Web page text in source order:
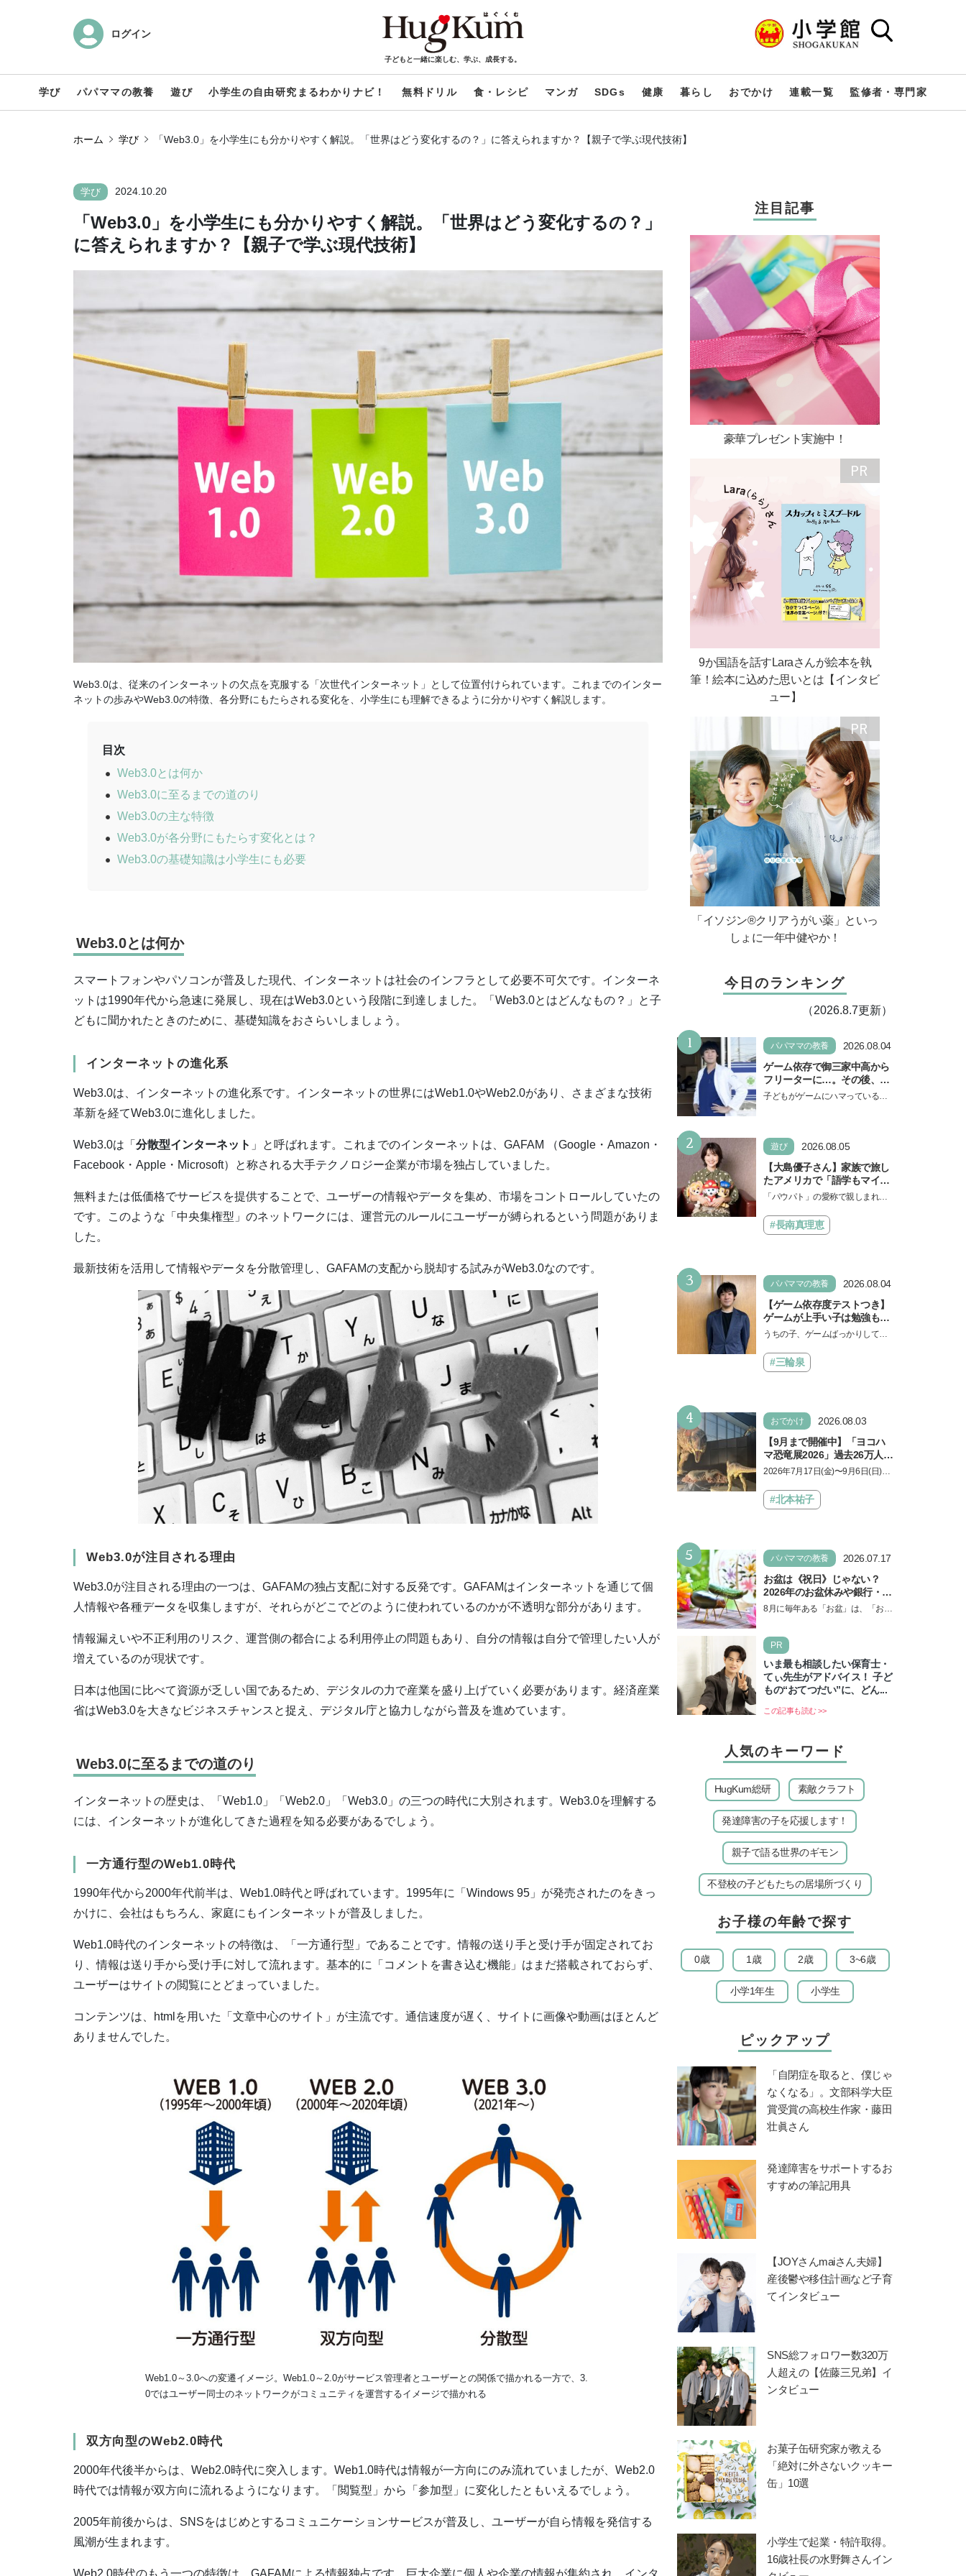
ログイン
子どもと一緒に楽しむ、学ぶ、成長する。
学び パパママの教養 遊び 小学生の自由研究まるわかりナビ！ 無料ドリル 食・レシピ マンガ SDGs 健康 暮らし おでかけ 連載一覧 監修者・専門家
ホーム 学び 「Web3.0」を小学生にも分かりやすく解説。「世界はどう変化するの？」に答えられますか？【親子で学ぶ現代技術】
学び 2024.10.20
「Web3.0」を小学生にも分かりやすく解説。「世界はどう変化するの？」
に答えられますか？【親子で学ぶ現代技術】
Web3.0は、従来のインターネットの欠点を克服する「次世代インターネット」として位置付けられています。これまでのインター
ネットの歩みやWeb3.0の特徴、各分野にもたらされる変化を、小学生にも理解できるように分かりやすく解説します。
目次
Web3.0とは何か
Web3.0に至るまでの道のり
Web3.0の主な特徴
Web3.0が各分野にもたらす変化とは？
Web3.0の基礎知識は小学生にも必要
Web3.0とは何か
スマートフォンやパソコンが普及した現代、インターネットは社会のインフラとして必要不可欠です。インターネ
ットは1990年代から急速に発展し、現在はWeb3.0という段階に到達しました。「Web3.0とはどんなもの？」と子
どもに聞かれたときのために、基礎知識をおさらいしましょう。
インターネットの進化系
Web3.0は、インターネットの進化系です。インターネットの世界にはWeb1.0やWeb2.0があり、さまざまな技術
革新を経てWeb3.0に進化しました。
Web3.0は「 分散型インターネット 」と呼ばれます。これまでのインターネットは、GAFAM （Google・Amazon・
Facebook・Apple・Microsoft）と称される大手テクノロジー企業が市場を独占していました。
無料または低価格でサービスを提供することで、ユーザーの情報やデータを集め、市場をコントロールしていたの
です。このような「中央集権型」のネットワークには、運営元のルールにユーザーが縛られるという問題がありま
した。
最新技術を活用して情報やデータを分散管理し、GAFAMの支配から脱却する試みがWeb3.0なのです。
Web3.0が注目される理由
Web3.0が注目される理由の一つは、GAFAMの独占支配に対する反発です。GAFAMはインターネットを通じて個
人情報や各種データを収集しますが、それらがどこでどのように使われているのかが不透明な部分があります。
情報漏えいや不正利用のリスク、運営側の都合による利用停止の問題もあり、自分の情報は自分で管理したい人が
増えているのが現状です。
日本は他国に比べて資源が乏しい国であるため、デジタルの力で産業を盛り上げていく必要があります。経済産業
省はWeb3.0を大きなビジネスチャンスと捉え、デジタル庁と協力しながら普及を進めています。
Web3.0に至るまでの道のり
インターネットの歴史は、「Web1.0」「Web2.0」「Web3.0」の三つの時代に大別されます。Web3.0を理解する
には、インターネットが進化してきた過程を知る必要があるでしょう。
一方通行型のWeb1.0時代
1990年代から2000年代前半は、Web1.0時代と呼ばれています。1995年に「Windows 95」が発売されたのをきっ
かけに、会社はもちろん、家庭にもインターネットが普及しました。
Web1.0時代のインターネットの特徴は、「一方通行型」であることです。情報の送り手と受け手が固定されてお
り、情報は送り手から受け手に対して流れます。基本的に「コメントを書き込む機能」はまだ搭載されておらず、
ユーザーはサイトの閲覧にとどまっていました。
コンテンツは、htmlを用いた「文章中心のサイト」が主流です。通信速度が遅く、サイトに画像や動画はほとんど
ありませんでした。
Web1.0～3.0への変遷イメージ。Web1.0～2.0がサービス管理者とユーザーとの関係で描かれる一方で、3.
0ではユーザー同士のネットワークがコミュニティを運営するイメージで描かれる
双方向型のWeb2.0時代
2000年代後半からは、Web2.0時代に突入します。Web1.0時代は情報が一方向にのみ流れていましたが、Web2.0
時代では情報が双方向に流れるようになります。「閲覧型」から「参加型」に変化したともいえるでしょう。
2005年前後からは、SNSをはじめとするコミュニケーションサービスが普及し、ユーザーが自ら情報を発信する
風潮が生まれます。
注目記事
豪華プレゼント実施中！
9か国語を話すLaraさんが絵本を執
筆！絵本に込めた思いとは【インタビ
ュー】
「イソジン®クリアうがい薬」といっ
しょに一年中健やか！
今日のランキング
（2026.8.7更新）
1 パパママの教養
2026.08.04
ゲーム依存で御三家中高から
フリーターに…。その後、医
学部へ逆転合格した現役医師
子どもがゲームにハマっている
2 遊び
2026.08.05
【大島優子さん】家族で旅し
たアメリカで「語学もマイン
ドも！ 子どもの成長はすごか
『パウ・パトロール ザ・ダイ
ノ・ムービー』ではあきらめ
「パウパト」の愛称で親しまれる
の劇場版シリーズ第3弾、映画『パ
ウ・パトロール ザ…
#長南真理恵
3 パパママの教養
2026.08.04
【ゲーム依存度テストつき】
ゲームが上手い子は勉強もで
きる？御三家中高卒でゲーマ
えるゲームしながら受験で勝
つためのメソッド
うちの子、ゲームばっかりしてい
言し、子どもとトラブルになる家
庭は多いもの。でも…
#三輪泉
4 おでかけ
2026.08.03
【9月まで開催中】「ヨコハ
マ恐竜展2026」過去26万人を
動員した恐竜展が9年ぶりに
しむポイントを完全ガイド
2026年7月17日(金)〜9月6日(日)、
「ヨコハマ恐竜展2026〜恐竜の食
卓大図鑑〜」が開催…
#北本祐子
5 パパママの教養
2026.07.17
お盆は《祝日》じゃない？
2026年のお盆休みや銀行・役
所の営業や交通機関情報も紹
8月に毎年ある「お盆」は、「お盆
ずは2026年のお盆…
PR
いま最も相談したい保育士・
てぃ先生がアドバイス！ 子ど
もの“おてつだい”に、どん...
この記事も読む >>
人気のキーワード
HugKum総研 素敵クラフト
発達障害の子を応援します！
親子で語る世界のギモン
不登校の子どもたちの居場所づくり
お子様の年齢で探す
0歳 1歳 2歳 3~6歳
小学1年生 小学生
ピックアップ
「自閉症を取ると、僕じゃ
なくなる」。文部科学大臣
賞受賞の高校生作家・藤田
壮眞さん
発達障害をサポートするお
すすめの筆記用具
【JOYさんmaiさん夫婦】
産後鬱や移住計画など子育
てインタビュー
SNS総フォロワー数320万
人超えの【佐藤三兄弟】イ
ンタビュー
お菓子缶研究家が教える
「絶対に外さないクッキー
缶」10選
小学生で起業・特許取得。
16歳社長の水野舞さんイン